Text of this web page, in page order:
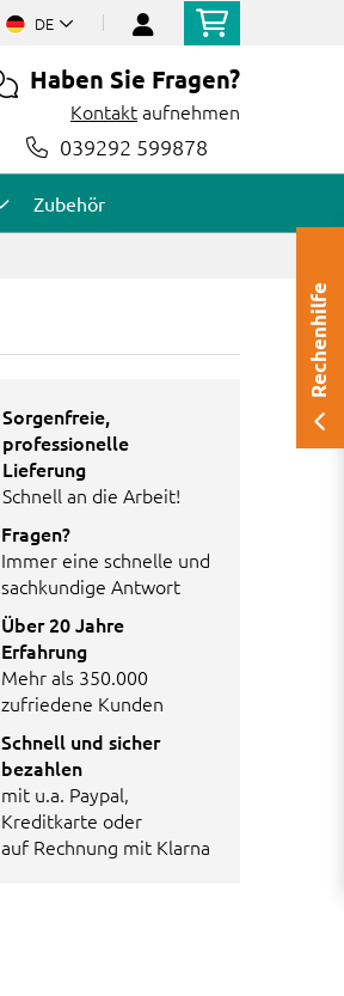
DE
Haben Sie Fragen?
Kontaktaufnehmen
039292 599878
Zubehör
Sorgenfreie,
professionelle
Lieferung
Schnell an die Arbeit!
Fragen?
Immer eine schnelle und
sachkundige Antwort
Über 20 Jahre
Erfahrung
Mehr als 350.000
zufriedene Kunden
Schnell und sicher
bezahlen
mit u.a. Paypal,
Kreditkarte oder
auf Rechnung mit Klarna
Rechenhilfe